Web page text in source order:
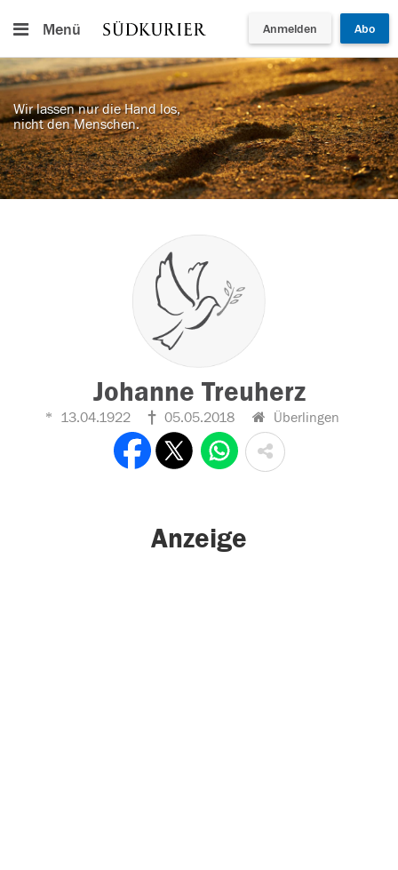
Menü Anmelden Abo
Wir lassen nur die Hand los,
nicht den Menschen.
Johanne Treuherz
13.04.1922 05.05.2018 Überlingen
Anzeige